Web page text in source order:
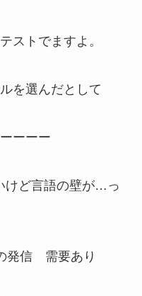
ストでますよ。
を選んだとして
ーーー
けど言語の壁が…っ
発信 需要あり